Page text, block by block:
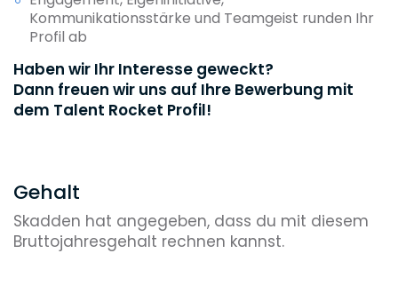
Kommunikationsstärke und Teamgeist runden Ihr
Profil ab
Haben wir Ihr Interesse geweckt?
Dann freuen wir uns auf Ihre Bewerbung mit
dem Talent Rocket Profil!
Gehalt
Skadden hat angegeben, dass du mit diesem
Bruttojahresgehalt rechnen kannst.